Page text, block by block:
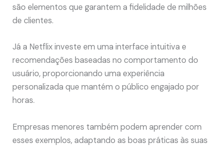
são elementos que garantem a fidelidade de milhões
de clientes.
Já a Netflix investe em uma interface intuitiva e
recomendações baseadas no comportamento do
usuário, proporcionando uma experiência
personalizada que mantém o público engajado por
horas.
Empresas menores também podem aprender com
esses exemplos, adaptando as boas práticas às suas